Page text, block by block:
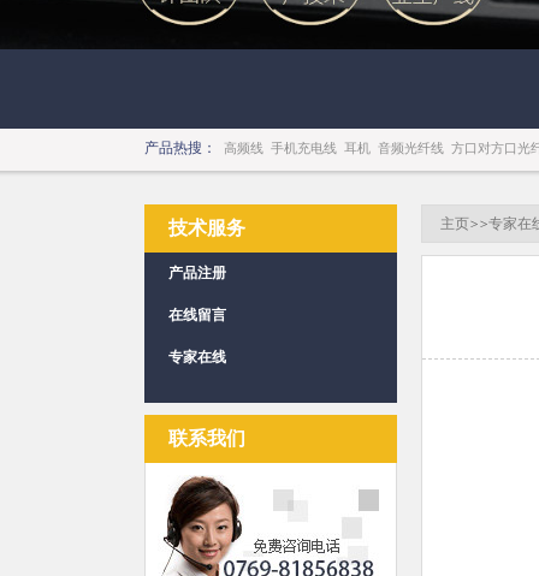
产品热搜： 高频线 手机充电线 耳机 音频光纤线 方口对方口光
技术服务
产品注册
在线留言
专家在线
联系我们
主页>>专家在